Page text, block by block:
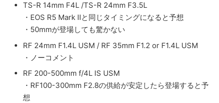
TS-R 14mm F4L /TS-R 24mm F3.5L
・EOS R5 Mark IIと同じタイミングになると予想
・50mmが登場しても驚かない
RF 24mm F1.4L USM / RF 35mm F1.2 or F1.4L USM
・ノーコメント
RF 200-500mm f/4L IS USM
・RF100-300mm F2.8の供給が安定したら登場すると予
想